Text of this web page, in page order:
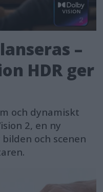
–
HDR ger
och dynamiskt
2, en ny
och scenen